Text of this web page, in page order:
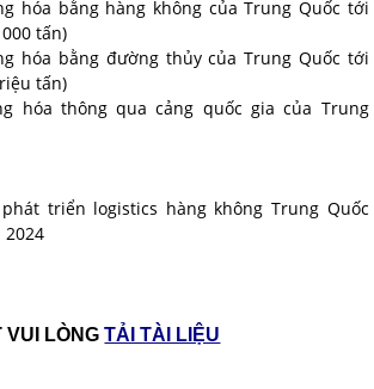
hóa bằng hàng không của Trung Quốc tới
tấn)
hóa bằng đường thủy của Trung Quốc tới
tấn)
hóa thông qua cảng quốc gia của Trung
triển logistics hàng không Trung Quốc
2024
VUI LÒNGTẢI TÀI LIỆU